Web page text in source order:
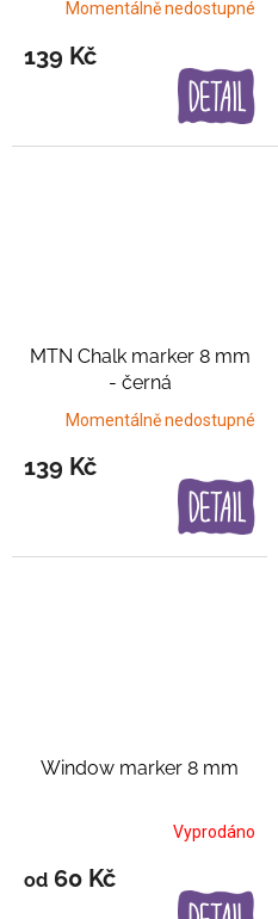
Momentálně nedostupné
139 Kč
MTN Chalk marker 8 mm
- černá
Momentálně nedostupné
139 Kč
Window marker 8 mm
Vyprodáno
od 60 Kč